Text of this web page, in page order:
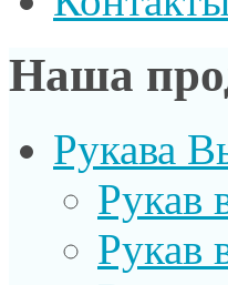
Наша
Рукава
Рукав
Рукав